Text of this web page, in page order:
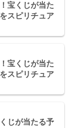
宝くじが当た
スピリチュア
宝くじが当た
スピリチュア
じが当たる予